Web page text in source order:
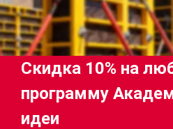
Скидка 10% на
программу
идеи